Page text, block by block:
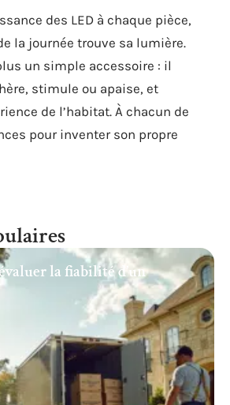
des LED à chaque pièce,
la journée trouve sa lumière.
un simple accessoire : il
stimule ou apaise, et
de l’habitat. À chacun de
pour inventer son propre
la fiabilité d’un